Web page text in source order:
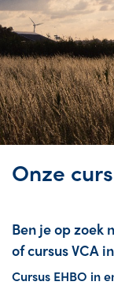
Onze
Ben je op zoek
of cursus VCA
Cursus EHBO in